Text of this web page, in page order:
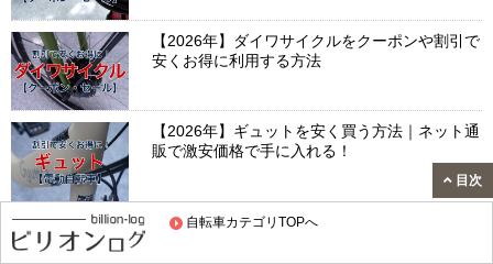
自転車カテゴリTOPへ
【2026年】ダイワサイクルをクーポンや割引で
安くお得に利用する方法
【2026年】ギュットを安く買う方法｜ネット通
販で激安価格で手に入れる！
【2026年】ビッケを安く買う方法｜ネット通販
目次